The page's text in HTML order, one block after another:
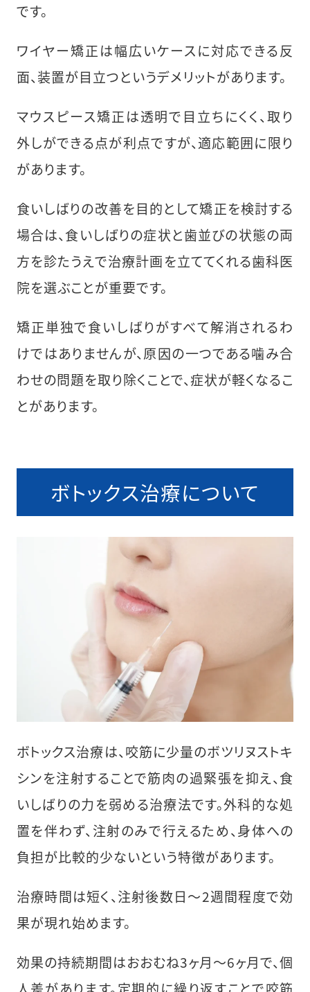
です。
ワイヤー矯正は幅広いケースに対応できる反
面、装置が目立つというデメリットがあります。
マウスピース矯正は透明で目立ちにくく、取り
外しができる点が利点ですが、適応範囲に限り
があります。
食いしばりの改善を目的として矯正を検討する
場合は、食いしばりの症状と歯並びの状態の両
方を診たうえで治療計画を立ててくれる歯科医
院を選ぶことが重要です。
矯正単独で食いしばりがすべて解消されるわ
けではありませんが、原因の一つである噛み合
わせの問題を取り除くことで、症状が軽くなるこ
とがあります。
ボトックス治療について
ボトックス治療は、咬筋に少量のボツリヌストキ
シンを注射することで筋肉の過緊張を抑え、食
いしばりの力を弱める治療法です。外科的な処
置を伴わず、注射のみで行えるため、身体への
負担が比較的少ないという特徴があります。
治療時間は短く、注射後数日〜2週間程度で効
果が現れ始めます。
効果の持続期間はおおむね3ヶ月〜6ヶ月で、個
人差があります。定期的に繰り返すことで咬筋